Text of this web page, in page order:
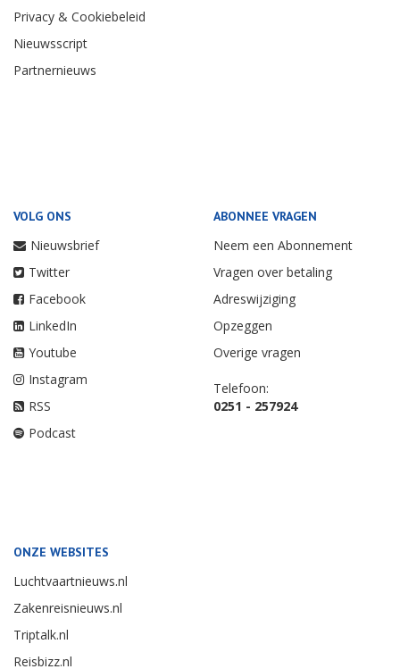
Privacy & Cookiebeleid
Nieuwsscript
Partnernieuws
VOLG ONS
Nieuwsbrief
Twitter
Facebook
LinkedIn
Youtube
Instagram
RSS
Podcast
ABONNEE VRAGEN
Neem een Abonnement
Vragen over betaling
Adreswijziging
Opzeggen
Overige vragen
Telefoon:
0251 - 257924
ONZE WEBSITES
Luchtvaartnieuws.nl
Zakenreisnieuws.nl
Triptalk.nl
Reisbizz.nl